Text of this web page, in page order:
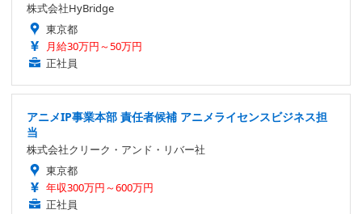
株式会社HyBridge
東京都
月給30万円～50万円
正社員
アニメIP事業本部 責任者候補 アニメライセンスビジネス担
当
株式会社クリーク・アンド・リバー社
東京都
年収300万円～600万円
正社員